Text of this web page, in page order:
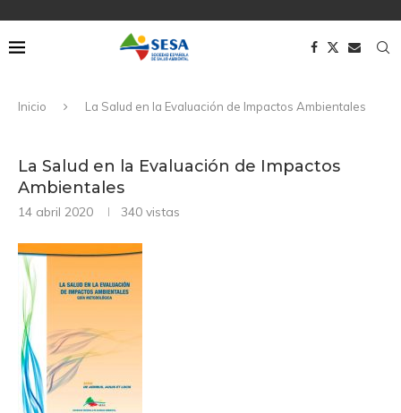
Inicio La Salud en la Evaluación de Impactos Ambientales
La Salud en la Evaluación de Impactos
Ambientales
14 abril 2020 340 vistas